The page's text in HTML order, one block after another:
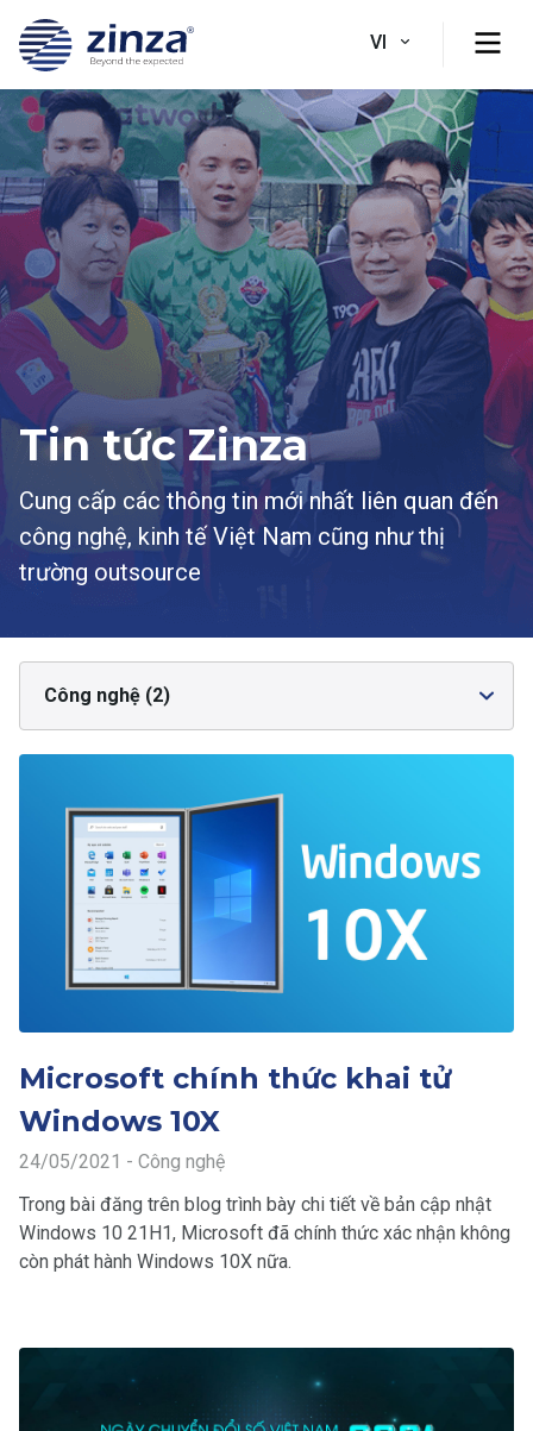
VI
Tin tức Zinza
Cung cấp các thông tin mới nhất liên quan đến
công nghệ, kinh tế Việt Nam cũng như thị
trường outsource
Công nghệ (2)
Microsoft chính thức khai tử
Windows 10X
24/05/2021 - Công nghệ
Trong bài đăng trên blog trình bày chi tiết về bản cập nhật
Windows 10 21H1, Microsoft đã chính thức xác nhận không
còn phát hành Windows 10X nữa.